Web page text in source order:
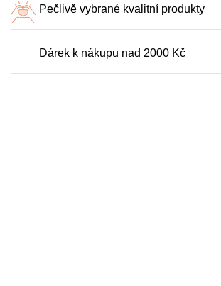
Pečlivě vybrané kvalitní produkty
Dárek k nákupu nad 2000 Kč